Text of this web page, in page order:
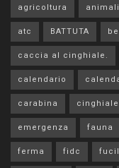
agricoltura
atc
BATTUTA
caccia al cinghiale.
calendario
carabina
cinghiale
emergenza
fauna
ferma
fidc